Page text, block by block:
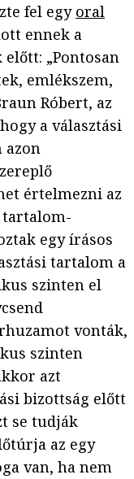
fel egy oral
ennek a
előtt: „Pontosan
emlékszem,
Róbert, az
a választási
azon
értelmezni az
tartalom-
egy írásos
tartalom a
szinten el
vonták,
szinten
azt
bizottság előtt
se tudják
az egy
van, ha nem